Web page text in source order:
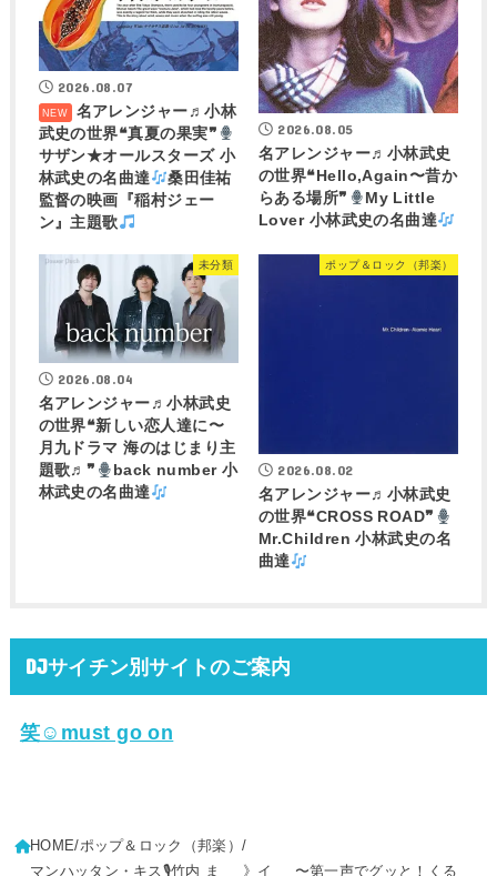
2026.08.07
名アレンジャー♬小林
武史の世界❝真夏の果実❞
サザン★オールスターズ 小
林武史の名曲達
桑田佳祐
監督の映画『稲村ジェー
ン』主題歌
2026.08.05
名アレンジャー♬ 小林武史
の世界❝Hello,Again〜昔か
らある場所❞
My Little
Lover 小林武史の名曲達
未分類
2026.08.04
名アレンジャー♬小林武史
の世界❝新しい恋人達に〜
月九ドラマ 海のはじまり主
題歌♬❞
back number 小
林武史の名曲達
ポップ＆ロック（邦楽）
2026.08.02
名アレンジャー♬ 小林武史
の世界❝CROSS ROAD❞
Mr.Children 小林武史の名
曲達
DJサイチン別サイトのご案内
笑☺must go on
HOME ポップ＆ロック（邦楽）
マンハッタン・キス🎙竹内 ま
》イ 〜第一声でグッと！くる